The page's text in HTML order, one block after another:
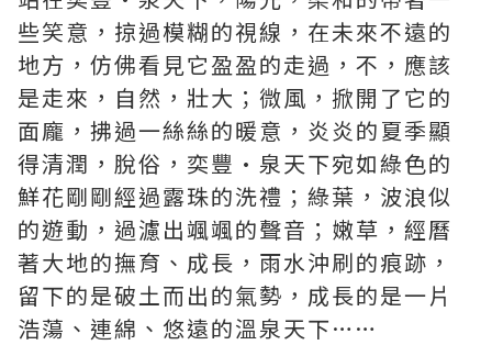
些笑意，掠過模糊的視線，在未來不遠的
地方，仿佛看見它盈盈的走過，不，應該
是走來，自然，壯大；微風，掀開了它的
面龐，拂過一絲絲的暖意，炎炎的夏季顯
得清潤，脫俗，奕豐·泉天下宛如綠色的
鮮花剛剛經過露珠的洗禮；綠葉，波浪似
的遊動，過濾出颯颯的聲音；嫩草，經曆
著大地的撫育、成長，雨水沖刷的痕跡，
留下的是破土而出的氣勢，成長的是一片
浩蕩、連綿、悠遠的溫泉天下……